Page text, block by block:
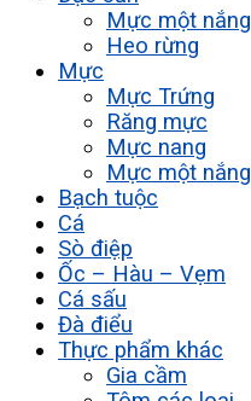
Mực một nắng
Heo rừng
Mực
Mực Trứng
Răng mực
Mực nang
Mực một nắng
Bạch tuộc
Cá
Sò điệp
Ốc – Hàu – Vẹm
Cá sấu
Đà điểu
Thực phẩm khác
Gia cầm